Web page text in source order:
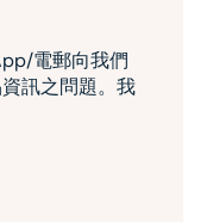
電郵向我們
訊之問題。我